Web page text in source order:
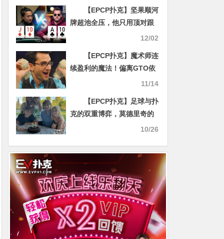
【EPCP扑克】坚果顺河
牌超池全压，他只用顶对跟
12/02
【EPCP扑克】魔术师连
续盈利的魔法！偏离GTO依
然可以获胜的秘密是什么？
11/14
【EPCP扑克】足球与扑
克的双重博弈，莫德里奇的
10/26